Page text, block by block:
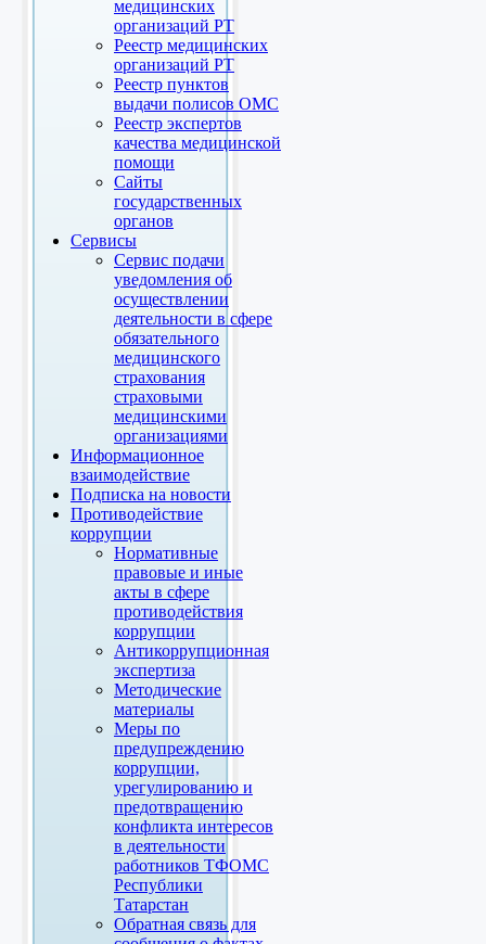
медицинских
организаций РТ
Реестр медицинских
организаций РТ
Реестр пунктов
выдачи полисов ОМС
Реестр экспертов
качества медицинской
помощи
Сайты
государственных
органов
Сервисы
Сервис подачи
уведомления об
осуществлении
деятельности в сфере
обязательного
медицинского
страхования
страховыми
медицинскими
организациями
Информационное
взаимодействие
Подписка на новости
Противодействие
коррупции
Нормативные
правовые и иные
акты в сфере
противодействия
коррупции
Антикоррупционная
экспертиза
Методические
материалы
Меры по
предупреждению
коррупции,
урегулированию и
предотвращению
конфликта интересов
в деятельности
работников ТФОМС
Республики
Татарстан
Обратная связь для